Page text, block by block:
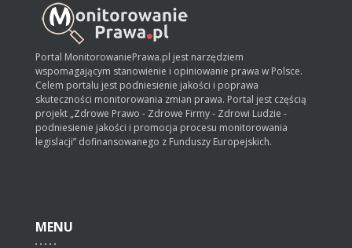
Portal MonitorowaniePrawa.pl jest narzędziem
wspomagającym stanowienie i opiniowanie prawa w Polsce.
Celem portalu jest podniesienie jakości i poprawa
skuteczności monitorowania zmian prawa. Portal jest częścią
projekt „Zdrowe Prawo - Zdrowe Firmy - Zdrowi Ludzie -
podniesienie jakości i promocja procesu monitorowania
legislacji” dofinansowanego z Funduszy Europejskich.
MENU